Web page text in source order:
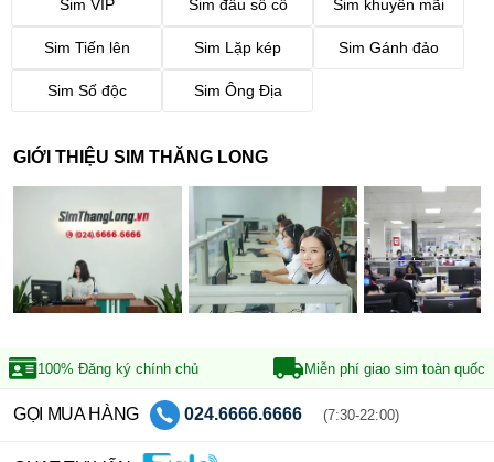
Sim VIP Sim đầu số cổ Sim khuyến mãi
Sim Tiến lên Sim Lặp kép Sim Gánh đảo
Sim Số độc Sim Ông Địa
GIỚI THIỆU SIM THĂNG LONG
100% Đăng ký chính chủ Miễn phí giao sim toàn quốc
GỌI MUA HÀNG 024.6666.6666 (7:30-22:00)